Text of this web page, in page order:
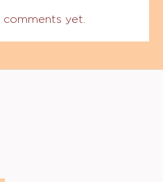
comments yet.